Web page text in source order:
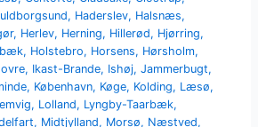
, Haderslev, Halsnæs,
, Herlev, Herning, Hillerød, Hjørring,
, Holstebro, Horsens, Hørsholm,
, Ikast-Brande, Ishøj,Jammerbugt,
, København, Køge, Kolding, Læsø,
, Lolland, Lyngby-Taarbæk,
, Midtjylland, Morsø, Næstved,